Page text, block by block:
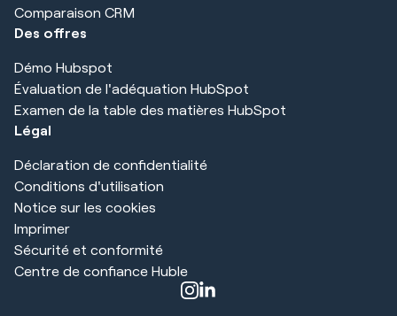
Comparaison CRM
Des offres
Démo Hubspot
Évaluation de l'adéquation HubSpot
Examen de la table des matières HubSpot
Légal
Déclaration de confidentialité
Conditions d'utilisation
Notice sur les cookies
Imprimer
Sécurité et conformité
Centre de confiance Huble